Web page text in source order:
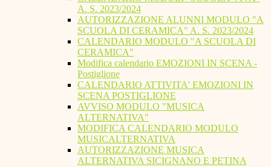
A. S. 2023/2024
AUTORIZZAZIONE ALUNNI MODULO "A
SCUOLA DI CERAMICA" A. S. 2023/2024
CALENDARIO MODULO "A SCUOLA DI
CERAMICA"
Modifica calendario EMOZIONI IN SCENA -
Postiglione
CALENDARIO ATTIVITA' EMOZIONI IN
SCENA POSTIGLIONE
AVVISO MODULO "MUSICA
ALTERNATIVA"
MODIFICA CALENDARIO MODULO
MUSICALTERNATIVA
AUTORIZZAZIONE MUSICA
ALTERNATIVA SICIGNANO E PETINA